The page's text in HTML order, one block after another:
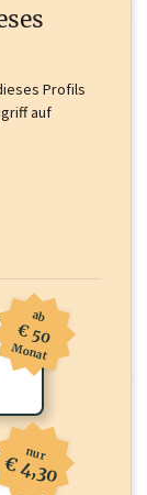
PLUS
und viele
Inhalte
dieses Profil frei
Profils
auf
ab
€ 50
Monat
nur
€ 4,30